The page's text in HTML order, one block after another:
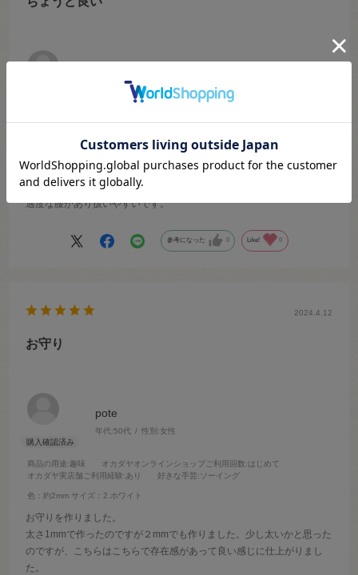
30代 性別:女性
商品の用途:普段づかい・実用品
オカダヤ実店舗ご利用経験:あり 好きな手芸:編み物
色：約2mm サイズ：14.ブラック
巾着の口に使うのに購入しました。
適度な腰があり扱いやすいです。
参考になった 0 Like! 0
pote
年代:50代 性別:女性
商品の用途:趣味 オカダヤオンラインショップご利用回数:はじめて
オカダヤ実店舗ご利用経験:あり 好きな手芸:ソーイング
色：約2mm サイズ：2.ホワイト
2024.4.12
お守り
お守りを作りました。
太さ1mmで作ったのですが２mmでも作りました。少し太いかと思った
のですが、こちらはこちらで存在感があって良い感じに仕上がりまし
た。